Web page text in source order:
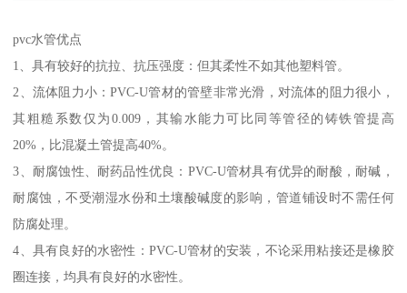
pvc水管优点
1、具有较好的抗拉、抗压强度：但其柔性不如其他塑料管。
2、流体阻力小：PVC-U管材的管壁非常光滑，对流体的阻力很小，
其粗糙系数仅为0.009，其输水能力可比同等管径的铸铁管提高
20%，比混凝土管提高40%。
3、耐腐蚀性、耐药品性优良：PVC-U管材具有优异的耐酸，耐碱，
耐腐蚀，不受潮湿水份和土壤酸碱度的影响，管道铺设时不需任何
防腐处理。
4、具有良好的水密性：PVC-U管材的安装，不论采用粘接还是橡胶
圈连接，均具有良好的水密性。